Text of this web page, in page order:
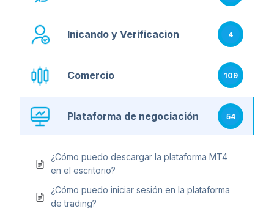
Inicando y Verificacion 4
Comercio 109
Plataforma de negociación 54
¿Cómo puedo descargar la plataforma MT4
en el escritorio?
¿Cómo puedo iniciar sesión en la plataforma
de trading?